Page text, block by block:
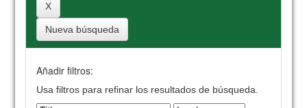
Nueva búsqueda
Añadir filtros:
Usa filtros para refinar los resultados de búsqueda.